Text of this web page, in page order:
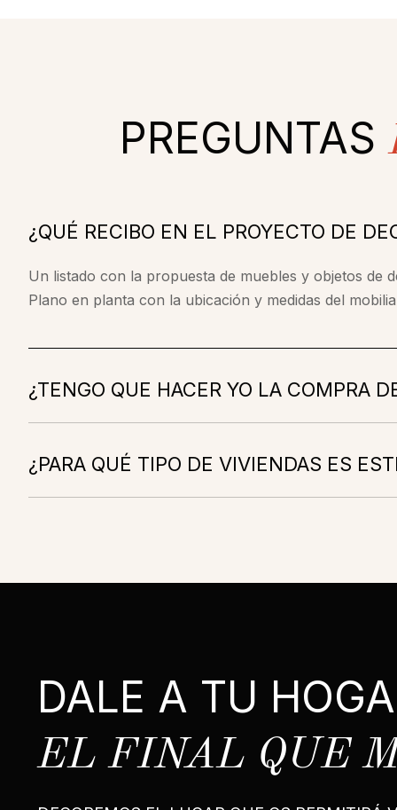
PREGUNTAS
¿QUÉ RECIBO EN EL PROYECTO DE
Un listado con la propuesta de muebles y objetos de
Plano en planta con la ubicación y medidas del
¿TENGO QUE HACER YO LA COMPRA
¿PARA QUÉ TIPO DE VIVIENDAS ES
DALE A TU
EL FINAL QUE